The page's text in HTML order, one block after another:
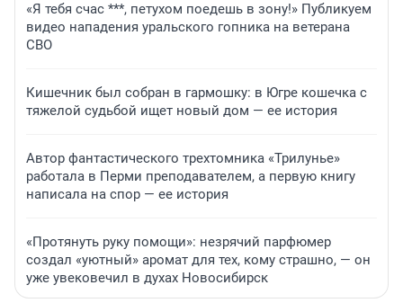
«Я тебя счас ***, петухом поедешь в зону!» Публикуем
видео нападения уральского гопника на ветерана
СВО
Кишечник был собран в гармошку: в Югре кошечка с
тяжелой судьбой ищет новый дом — ее история
Автор фантастического трехтомника «Трилунье»
работала в Перми преподавателем, а первую книгу
написала на спор — ее история
«Протянуть руку помощи»: незрячий парфюмер
создал «уютный» аромат для тех, кому страшно, — он
уже увековечил в духах Новосибирск